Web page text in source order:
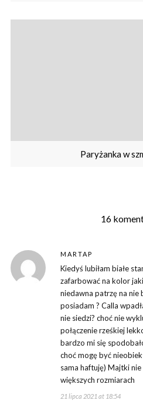
Paryżanka w
16
MARTAP
Kiedyś lubiłam białe
zafarbować na kolor
niedawna patrzę na nie
posiadam ? Calla
nie siedzi? choć nie
połączenie rześkiej
bardzo mi się
choć mogę być
sama haftuję) Majtki nie
większych rozmiarach
21 lipca 2021 at 18:54